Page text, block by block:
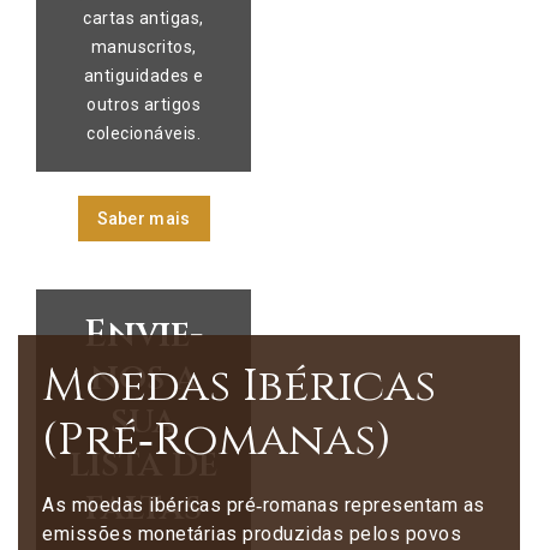
cartas antigas,
manuscritos,
antiguidades e
outros artigos
colecionáveis.
Saber mais
Envie-
nos a
sua
lista de
faltas
Moedas Ibéricas
(Pré‑Romanas)
As moedas ibéricas pré‑romanas representam as
emissões monetárias produzidas pelos povos